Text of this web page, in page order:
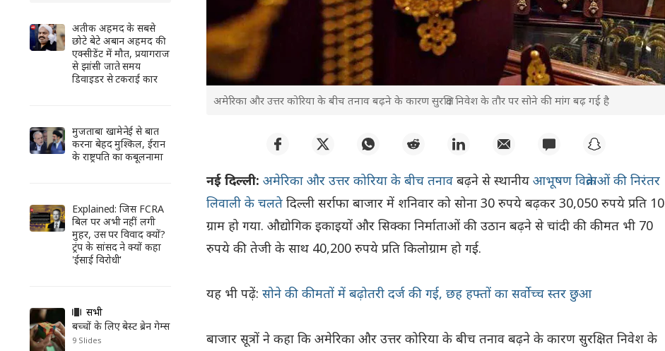
अमेरिका और उत्तर कोरिया के बीच तनाव बढ़ने के कारण सुरक्षित निवेश के तौर पर सोने की मांग बढ़ गई है
नई दिल्ली: अमेरिका और उत्तर कोरिया के बीच तनाव बढ़ने से स्थानीय आभूषण विक्रेताओं की निरंतर
लिवाली के चलते दिल्ली सर्राफा बाजार में शनिवार को सोना 30 रुपये बढ़कर 30,050 रुपये प्रति 10
ग्राम हो गया. औद्योगिक इकाइयों और सिक्का निर्माताओं की उठान बढ़ने से चांदी की कीमत भी 70
रुपये की तेजी के साथ 40,200 रुपये प्रति किलोग्राम हो गई.
यह भी पढ़ें: सोने की कीमतों में बढ़ोतरी दर्ज की गई, छह हफ्तों का सर्वोच्च स्तर छुआ
बाजार सूत्रों ने कहा कि अमेरिका और उत्तर कोरिया के बीच तनाव बढ़ने के कारण सुरक्षित निवेश के
अतीक अहमद के सबसे
छोटे बेटे अबान अहमद की
एक्सीडेंट में मौत, प्रयागराज
से झांसी जाते समय
डिवाइडर से टकराई कार
मुजताबा खामेनेई से बात
करना बेहद मुश्किल, ईरान
के राष्ट्रपति का कबूलनामा
Explained: जिस FCRA
बिल पर अभी नहीं लगी
मुहर, उस पर विवाद क्यों?
ट्रंप के सांसद ने क्यों कहा
'ईसाई विरोधी'
सभी
बच्चों के लिए बेस्ट ब्रेन गेम्स
9 Slides